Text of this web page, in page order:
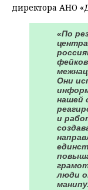
директора АНО
«По
Они
нашей
и
люди